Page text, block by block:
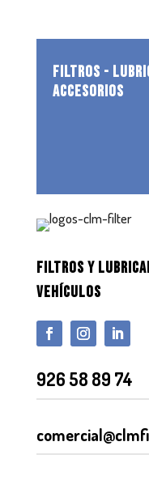
FILTROS -
ACCESORIOS
FILTROS Y
VEHÍCULOS
926 58 89 74